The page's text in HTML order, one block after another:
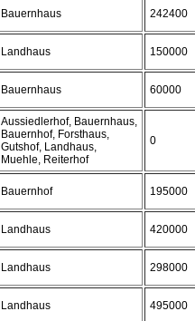
Bauernhaus 242400
Landhaus 150000
Bauernhaus 60000
Aussiedlerhof, Bauernhaus,
Bauernhof, Forsthaus,
Gutshof, Landhaus,
Muehle, Reiterhof
0
Bauernhof 195000
Landhaus 420000
Landhaus 298000
Landhaus 495000